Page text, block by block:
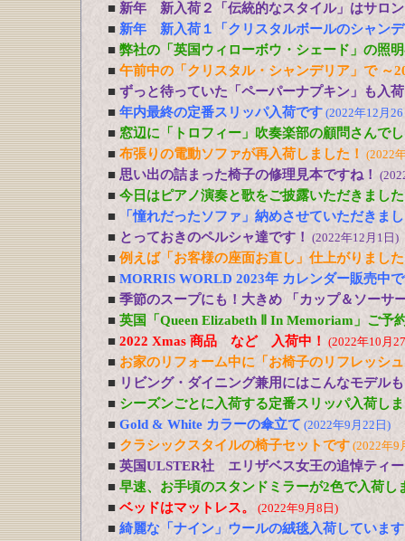
■ 新年 新入荷２「伝統的なスタイル」はサロ
■ 新年 新入荷１「クリスタルボールのシャン
■ 弊社の「英国ウィローボウ・シェード」の照
■ 午前中の「クリスタル・シャンデリア」で ～
■ ずっと待っていた「ペーパーナプキン」も入
■ 年内最終の定番スリッパ入荷です (2022年12月
■ 窓辺に「トロフィー」吹奏楽部の顧問さんで
■ 布張りの電動ソファが再入荷しました！ (2022
■ 思い出の詰まった椅子の修理見本ですね！
■ 今日はピアノ演奏と歌をご披露いただきまし
■
「憧れだったソファ」納めさせていただきま
■ とっておきのペルシャ達です！ (2022年12月1日)
■ 例えば「お客様の座面お直し」仕上がりました
■ MORRIS WORLD 2023年 カレンダー販売中
■ 季節のスープにも！大きめ 「カップ＆ソーサ
■ 英国「Queen Elizabeth Ⅱ In Memoriam」ご予
■ 2022 Xmas 商品 など 入荷中！ (2022年10月
■ お家のリフォーム中に「お椅子のリフレッシ
■ リビング・ダイニング兼用にはこんなモデルも
■ シーズンごとに入荷する定番スリッパ入荷し
■ Gold & White カラーの傘立て (2022年9月22日)
■ クラシックスタイルの椅子セットです (2022年9
■ 英国ULSTER社 エリザベス女王の追悼ティ
■ 早速、お手頃のスタンドミラーが2色で入荷し
■ ベッドはマットレス。 (2022年9月8日)
■ 綺麗な「ナイン」ウールの絨毯入荷しています